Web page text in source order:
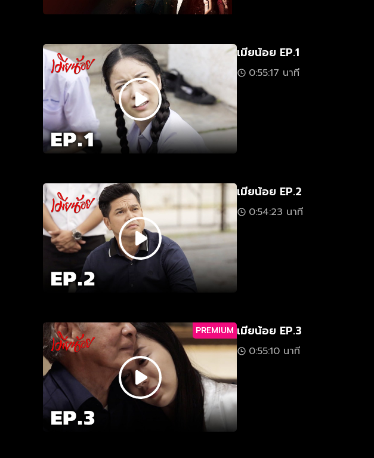
เมียน้อย EP.1
0:55:17 นาที
เมียน้อย EP.2
0:54:23 นาที
PREMIUM เมียน้อย EP.3
0:55:10 นาที